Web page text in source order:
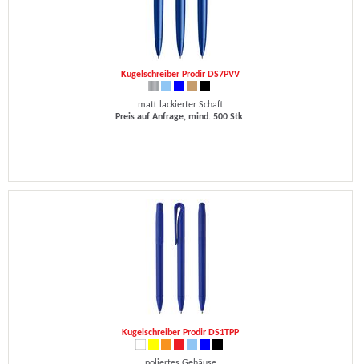
Kugelschreiber Prodir DS7PVV
matt lackierter Schaft
Preis auf Anfrage, mind. 500 Stk.
Kugelschreiber Prodir DS1TPP